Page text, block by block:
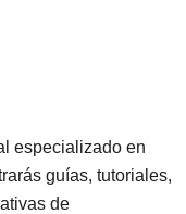
especializado en
guías, tutoriales,
de